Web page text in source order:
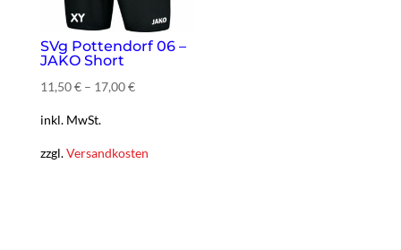
SVg Pottendorf 06 –
JAKO Short
11,50€– 17,00€
inkl. MwSt.
zzgl.Versandkosten